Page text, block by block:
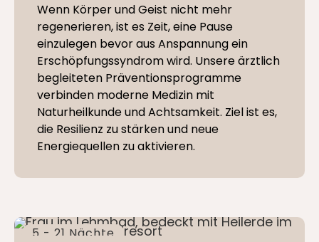
Wenn Körper und Geist nicht mehr
regenerieren, ist es Zeit, eine Pause
einzulegen bevor aus Anspannung ein
Erschöpfungssyndrom wird. Unsere ärztlich
begleiteten Präventionsprogramme
verbinden moderne Medizin mit
Naturheilkunde und Achtsamkeit. Ziel ist es,
die Resilienz zu stärken und neue
Energiequellen zu aktivieren.
5 - 21 Nächte